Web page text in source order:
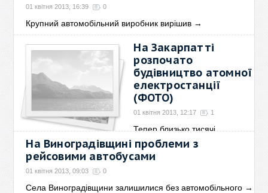
01 квітня 2013, 16:39 0
Крупний автомобільний виробник вирішив →
На Закарпатті
розпочато
будівництво атомної
електростанції
(ФОТО)
01 квітня 2013, 12:17 1
Тепер близько тисячі
мешканців краю матимуть
На Виноградівщині проблеми з
рейсовими автобусами
01 квітня 2013, 09:03 0
Села Виноградівщини залишилися без автомобільного →